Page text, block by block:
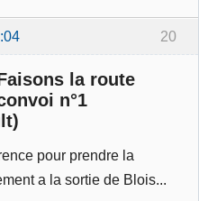
20
la route
n°1
pour prendre la
a la sortie de Blois...